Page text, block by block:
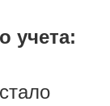
учета: